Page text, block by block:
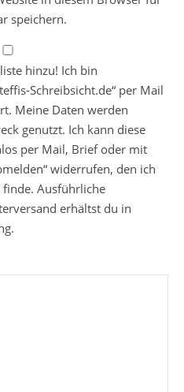
speichern.
hinzu! Ich bin
Schreibsicht.de“ per Mail
Meine Daten werden
genutzt. Ich kann diese
per Mail, Brief oder mit
widerrufen, den ich
finde. Ausführliche
erhältst du in